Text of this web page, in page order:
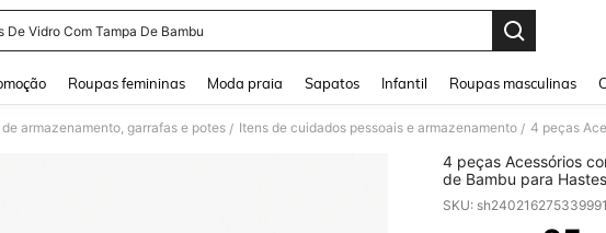
De Vidro Com Tampa De Bambu
Roupas femininas Moda praia Sapatos Infantil Roupas masculinas
armazenamento, garrafas e potes / Itens de cuidados pessoais e armazenamento /
4 peças Acessórios
de Bambu para
Fios Dentais, etc. -
Transparentes de
SKU: